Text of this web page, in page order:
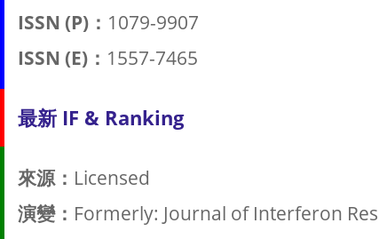
ISSN (P)： 1079-9907
ISSN (E)： 1557-7465
最新 IF & Ranking
來源： Licensed
演變： Formerly: Journal of Interferon